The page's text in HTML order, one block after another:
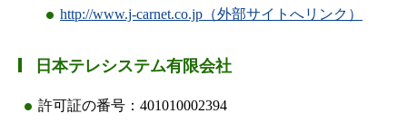
http://www.j-carnet.co.jp（外部サイトへリンク）
日本テレシステム有限会社
許可証の番号：401010002394